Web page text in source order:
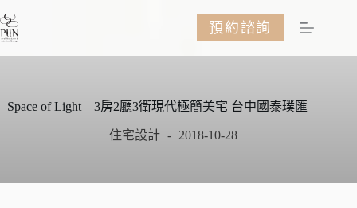
至
容
預約諮詢
Space of Light—3房2廳3衛現代極簡美宅 台中國泰璞匯
住宅設計 2018-10-28